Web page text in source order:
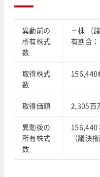
異動前の
所有株式
数
－株 （
有割合：
取得株式
数
156,440
取得価額 2,305百
異動後の
所有株式
数
156,440
（議決